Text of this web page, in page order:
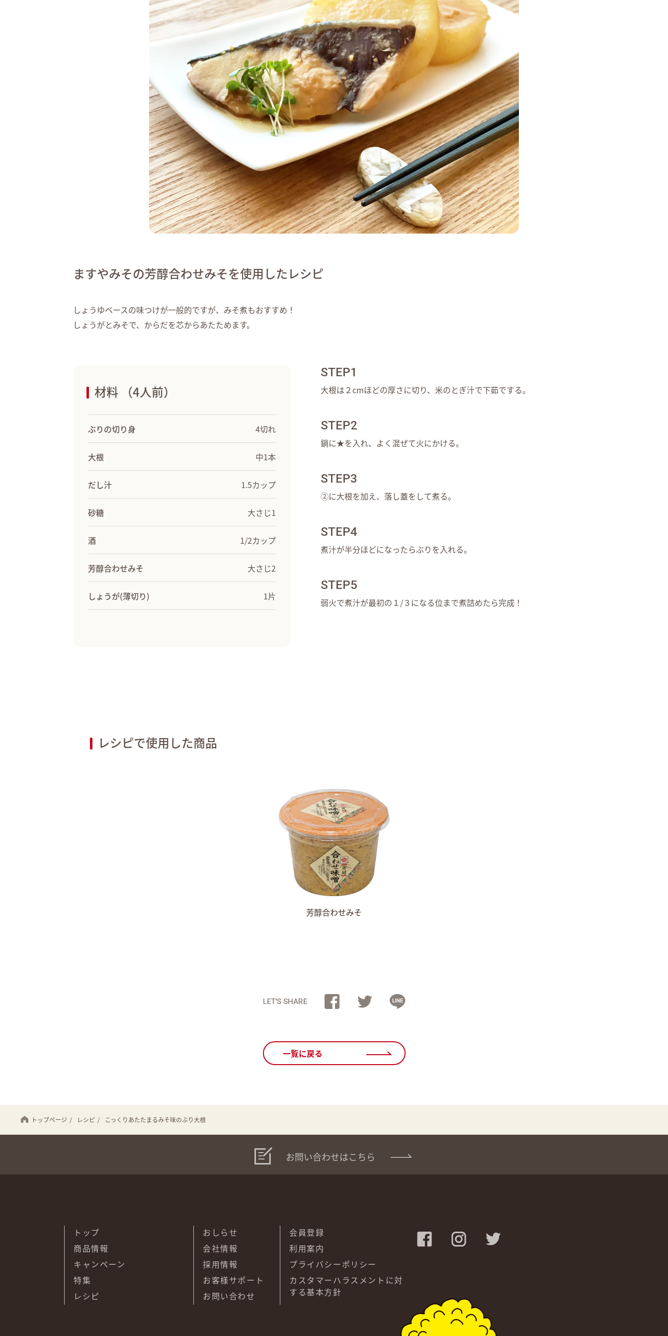
ますやみその芳醇合わせみそを使用したレシピ
しょうゆベースの味つけが一般的ですが、みそ煮もおすすめ！
しょうがとみそで、からだを芯からあたためます。
材料 （4人前）
ぶりの切り身 4切れ
大根 中1本
だし汁 1.5カップ
砂糖 大さじ1
酒 1/2カップ
芳醇合わせみそ 大さじ2
しょうが(薄切り) 1片
STEP1
大根は２cmほどの厚さに切り、米のとぎ汁で下茹でする。
STEP2
鍋に★を入れ、よく混ぜて火にかける。
STEP3
②に大根を加え、落し蓋をして煮る。
STEP4
煮汁が半分ほどになったらぶりを入れる。
STEP5
弱火で煮汁が最初の１/３になる位まで煮詰めたら完成！
レシピで使用した商品
芳醇合わせみそ
LET'S SHARE
一覧に戻る
トップページ / レシピ / こっくりあたたまるみそ味のぶり大根
お問い合わせはこちら
トップ
商品情報
キャンペーン
特集
レシピ
おしらせ
会社情報
採用情報
お客様サポート
お問い合わせ
会員登録
利用案内
プライバシーポリシー
カスタマーハラスメントに対
する基本方針